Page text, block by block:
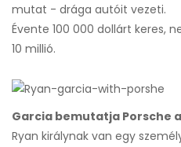
mutat - drága autóit vezeti.
Évente 100 000 dollárt keres,
10 millió.
Garcia bemutatja Porsche
Ryan királynak van egy